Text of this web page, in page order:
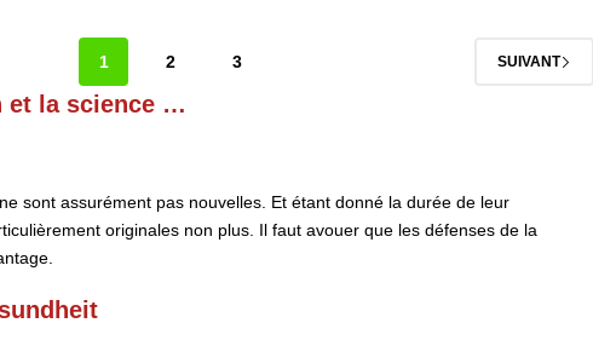
1 2 3 SUIVANT
et la science …
sont assurément pas nouvelles. Et étant donné la durée de leur
originales non plus. Il faut avouer que les défenses de la